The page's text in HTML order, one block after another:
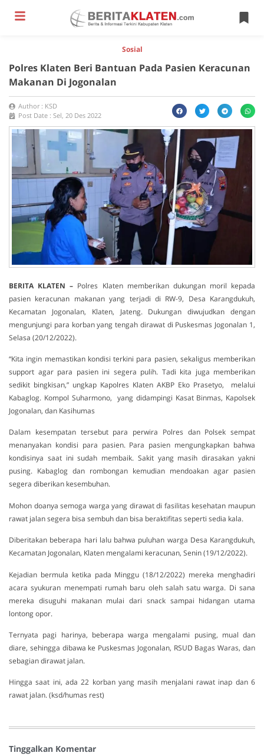
Sosial
Polres Klaten Beri Bantuan Pada Pasien Keracunan
Makanan Di Jogonalan
Author : KSD
Post Date : Sel, 20 Des 2022
BERITA KLATEN – Polres Klaten memberikan dukungan moril kepada
pasien keracunan makanan yang terjadi di RW-9, Desa Karangdukuh,
Kecamatan Jogonalan, Klaten, Jateng. Dukungan diwujudkan dengan
mengunjungi para korban yang tengah dirawat di Puskesmas Jogonalan 1,
Selasa (20/12/2022).
“Kita ingin memastikan kondisi terkini para pasien, sekaligus memberikan
support agar para pasien ini segera pulih. Tadi kita juga memberikan
sedikit bingkisan,” ungkap Kapolres Klaten AKBP Eko Prasetyo, melalui
Kabaglog. Kompol Suharmono, yang didampingi Kasat Binmas, Kapolsek
Jogonalan, dan Kasihumas
Dalam kesempatan tersebut para perwira Polres dan Polsek sempat
menanyakan kondisi para pasien. Para pasien mengungkapkan bahwa
kondisinya saat ini sudah membaik. Sakit yang masih dirasakan yakni
pusing. Kabaglog dan rombongan kemudian mendoakan agar pasien
segera diberikan kesembuhan.
Mohon doanya semoga warga yang dirawat di fasilitas kesehatan maupun
rawat jalan segera bisa sembuh dan bisa beraktifitas seperti sedia kala.
Diberitakan beberapa hari lalu bahwa puluhan warga Desa Karangdukuh,
Kecamatan Jogonalan, Klaten mengalami keracunan, Senin (19/12/2022).
Kejadian bermula ketika pada Minggu (18/12/2022) mereka menghadiri
acara syukuran menempati rumah baru oleh salah satu warga. Di sana
mereka disuguhi makanan mulai dari snack sampai hidangan utama
lontong opor.
Ternyata pagi harinya, beberapa warga mengalami pusing, mual dan
diare, sehingga dibawa ke Puskesmas Jogonalan, RSUD Bagas Waras, dan
sebagian dirawat jalan.
Hingga saat ini, ada 22 korban yang masih menjalani rawat inap dan 6
rawat jalan. (ksd/humas rest)
Tinggalkan Komentar